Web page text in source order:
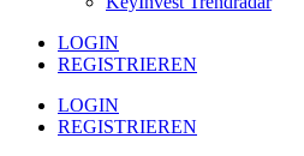
LOGIN
REGISTRIEREN
LOGIN
REGISTRIEREN